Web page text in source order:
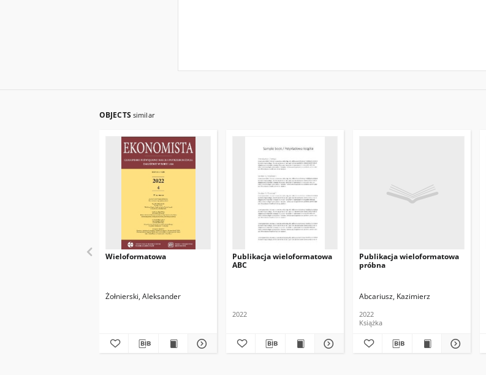
OBJECTS similar
Wieloformatowa
Żołnierski, Aleksander
Publikacja wieloformatowa
ABC
2022
Publikacja wieloformatowa
próbna
Abcariusz, Kazimierz
2022
Książka